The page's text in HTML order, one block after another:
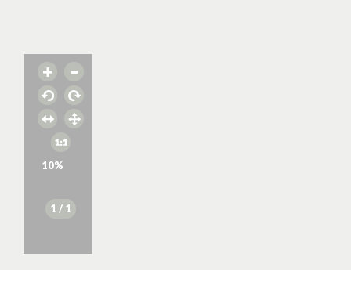
10%
1 / 1